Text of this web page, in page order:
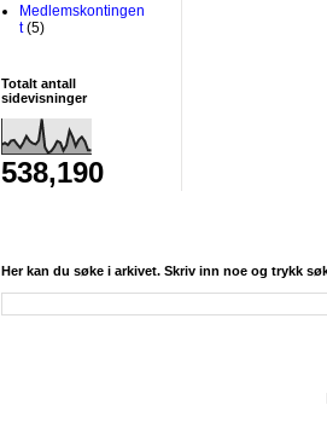
Medlemskontingen
t (5)
Totalt antall
sidevisninger
538,190
Her kan du søke i arkivet. Skriv inn noe og trykk